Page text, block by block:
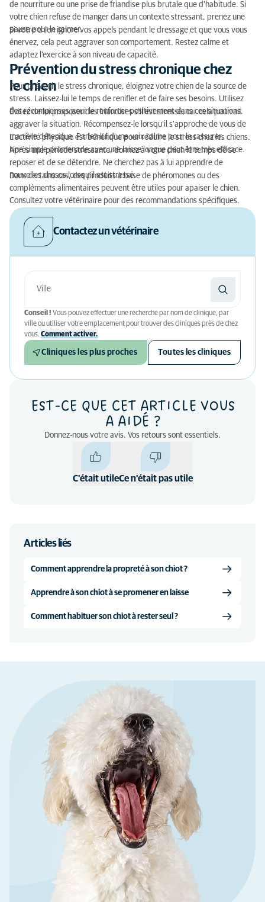
de nourriture ou une prise de friandise plus brutale que d'habitude. Si
votre chien refuse de manger dans un contexte stressant, prenez une
pause pour le calmer.
Si votre chien ignore vos appels pendant le dressage et que vous vous
énervez, cela peut aggraver son comportement. Restez calme et
adaptez l'exercice à son niveau de capacité.
Prévention du stress chronique chez
le chien
Pour prévenir le stress chronique, éloignez votre chien de la source de
stress. Laissez-lui le temps de renifler et de faire ses besoins. Utilisez
des récompenses pour le renforcer positivement dans ces situations.
Évitez de lui proposer des friandises s'il est stressé, car cela pourrait
aggraver la situation. Récompensez-le lorsqu'il s'approche de vous de
manière détendue. Parlez-lui d'une voix calme pour le rassurer.
L'activité physique est bénéfique pour réduire le stress chez les chiens.
Une simple promenade avec une laisse longue peut être très efficace.
Après une période stressante, donnez à votre chien le temps de se
reposer et de se détendre. Ne cherchez pas à lui apprendre de
nouvelles choses lorsqu'il est stressé.
Dans certains cas, des produits à base de phéromones ou des
compléments alimentaires peuvent être utiles pour apaiser le chien.
Consultez votre vétérinaire pour des recommandations spécifiques.
Contactez un vétérinaire
Conseil ! Vous pouvez effectuer une recherche par nom de clinique, par
ville ou utiliser votre emplacement pour trouver des cliniques près de chez
vous. Comment activer.
Cliniques les plus proches Toutes les cliniques
EST-CE QUE CET ARTICLE VOUS
A AIDÉ ?
Donnez-nous votre avis. Vos retours sont essentiels.
C'était utileCe n'était pas utile
Articles liés
Comment apprendre la propreté à son chiot ?
Apprendre à son chiot à se promener en laisse
Comment habituer son chiot à rester seul ?